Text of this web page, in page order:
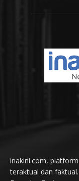
inakini.com,
teraktual dan